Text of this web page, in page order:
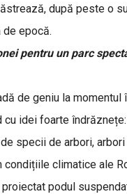
după peste o
de epocă.
pentru un parc
de geniu la momentul
cu idei foarte
specii de arbori,
condițiile climatice ale
podul